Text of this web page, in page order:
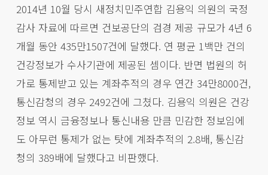
2014년 10월 당시 새정치민주연합 김용익 의원의 국정
감사 자료에 따르면 건보공단의 검경 제공 규모가 4년 6
개월 동안 435만1507건에 달했다. 연 평균 1백만 건의
건강정보가 수사기관에 제공된 셈이다. 반면 법원의 허
가로 통제받고 있는 계좌추적의 경우 연간 34만8000건,
통신감청의 경우 2492건에 그쳤다. 김용익 의원은 건강
정보 역시 금융정보나 통신내용 만큼 민감한 정보임에
도 아무런 통제가 없는 탓에 계좌추적의 2.8배, 통신감
청의 389배에 달했다고 비판했다.